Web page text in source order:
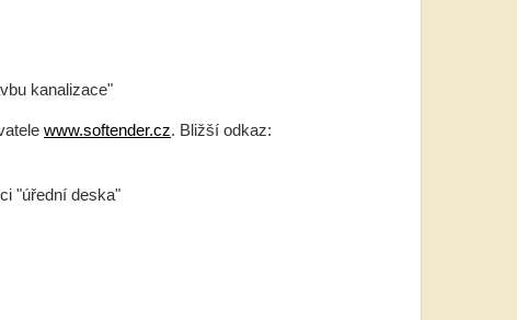
kanalizace"
www.softender.cz. Bližší odkaz:
"úřední deska"